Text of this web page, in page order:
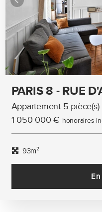
PARIS 8 - RUE
Appartement 5 pièce(s)
1 050 000 € honoraires
93m²